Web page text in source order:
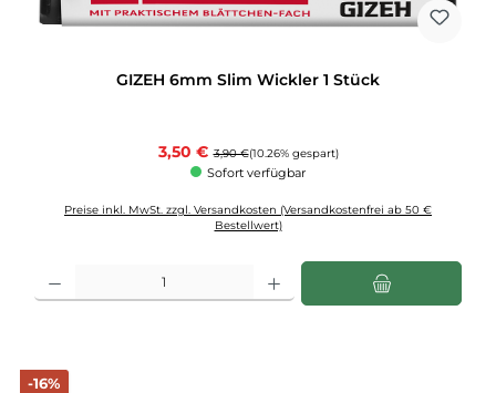
GIZEH 6mm Slim Wickler 1 Stück
Verkaufspreis:
3,50 € Regulärer Preis:
3,90 €(10.26% gespart)
Sofort verfügbar
Preise inkl. MwSt. zzgl. Versandkosten (Versandkostenfrei ab 50 €
Bestellwert)
Produkt Anzahl: Gib den gewünschten Wert ein oder benutze die Schaltflächen
-16%Rabatt